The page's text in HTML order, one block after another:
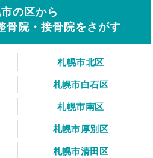
の区から
骨院・接骨院をさがす
札幌市北区
札幌市白石区
札幌市南区
札幌市厚別区
札幌市清田区